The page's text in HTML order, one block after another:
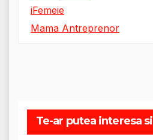
iFemeie
Mama Antreprenor
Te-ar putea interesa si